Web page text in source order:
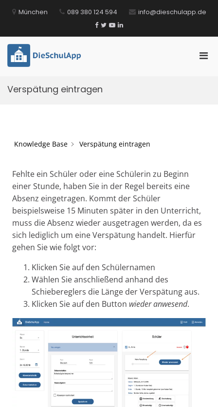
Inhalt München 089 380 124 594 info@dieschulapp.de
Facebook
TwitterYouTube
LinkedIn
Verspätung eintragen
Knowledge Base Verspätung eintragen
Fehlte ein Schüler oder eine Schülerin zu Beginn
einer Stunde, haben Sie in der Regel bereits eine
Absenz eingetragen. Kommt der Schüler
beispielsweise 15 Minuten später in den Unterricht,
muss die Absenz wieder ausgetragen werden, da es
sich lediglich um eine Verspätung handelt. Hierfür
gehen Sie wie folgt vor:
Klicken Sie auf den Schülernamen
Wählen Sie anschließend anhand des
Schiebereglers die Länge der Verspätung aus.
Klicken Sie auf den Button wieder anwesend.